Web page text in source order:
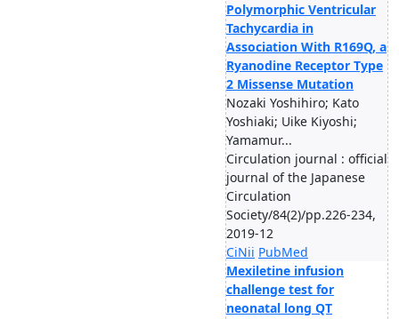
Polymorphic Ventricular
Tachycardia in
Association With R169Q, a
Ryanodine Receptor Type
2 Missense Mutation
Nozaki Yoshihiro; Kato
Yoshiaki; Uike Kiyoshi;
Yamamur...
Circulation journal : official
journal of the Japanese
Circulation
Society/84(2)/pp.226-234,
2019-12
CiNii PubMed
Mexiletine infusion
challenge test for
neonatal long QT